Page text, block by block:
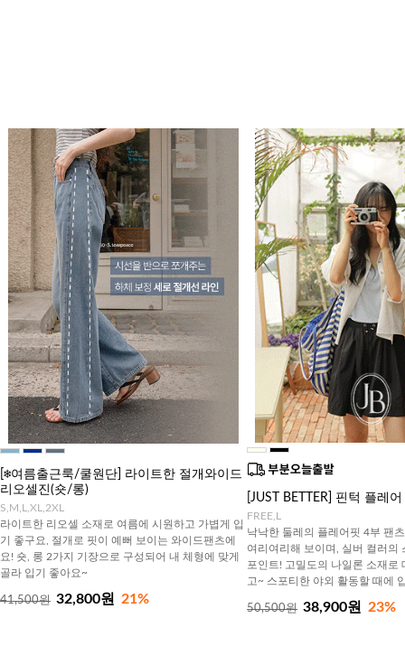
[❄️여름출근룩/쿨원단] 라이트한 절개와이드
리오셀진(숏/롱)
S,M,L,XL,2XL
라이트한 리오셀 소재로 여름에 시원하고 가볍게 입
기 좋구요, 절개로 핏이 예뻐 보이는 와이드팬츠에
요! 숏, 롱 2가지 기장으로 구성되어 내 체형에 맞게
골라 입기 좋아요~
41,500원 32,800원 21%
[JUST BETTER] 핀턱 플레
FREE,L
낙낙한 둘레의 플레어핏 4부 팬
여리여리해 보이며, 실버 컬러의
포인트! 고밀도의 나일론 소재로
고~ 스포티한 야외 활동할 때에
50,500원 38,900원 23%